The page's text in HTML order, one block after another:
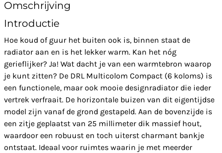
Omschrijving
Introductie
Hoe koud of guur het buiten ook is, binnen staat de
radiator aan en is het lekker warm. Kan het nóg
gerieflijker? Ja! Wat dacht je van een warmtebron waarop
je kunt zitten? De DRL Multicolom Compact (6 koloms) is
een functionele, maar ook mooie designradiator die ieder
vertrek verfraait. De horizontale buizen van dit eigentijdse
model zijn vanaf de grond gestapeld. Aan de bovenzijde is
een zitje geplaatst van 25 millimeter dik massief hout,
waardoor een robuust en toch uiterst charmant bankje
ontstaat. Ideaal voor ruimtes waarin je met meerder